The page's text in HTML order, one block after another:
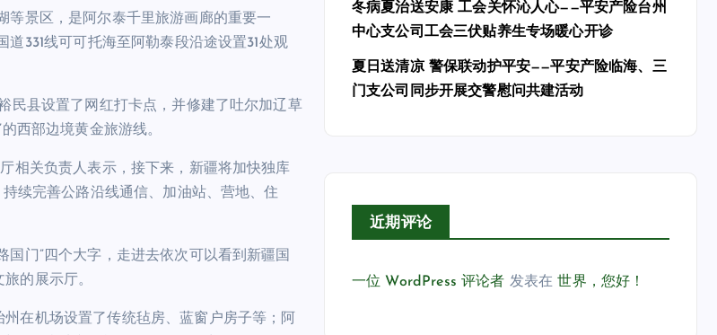
等景区，是阿尔泰千里旅游画廊的重要一
331线可可托海至阿勒泰段沿途设置31处观
民县设置了网红打卡点，并修建了吐尔加辽草
西部边境黄金旅游线。
相关负责人表示，接下来，新疆将加快独库
续完善公路沿线通信、加油站、营地、住
门”四个大字，走进去依次可以看到新疆国
的展示厅。
在机场设置了传统毡房、蓝窗户房子等；阿
冬病夏治送安康 工会关怀沁人心——平安产险台州
中心支公司工会三伏贴养生专场暖心开诊
夏日送清凉 警保联动护平安——平安产险临海、三
门支公司同步开展交警慰问共建活动
近期评论
一位 WordPress 评论者 发表在世界，您好！